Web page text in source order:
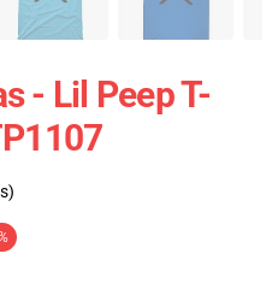
- Lil Peep T-